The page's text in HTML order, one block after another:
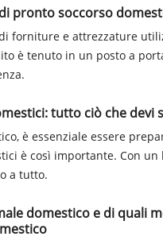
pronto soccorso
forniture e attrezzature
è tenuto in un posto a
tutto ciò che devi
è essenziale essere
è così importante. Con
a tutto.
domestico e di quali